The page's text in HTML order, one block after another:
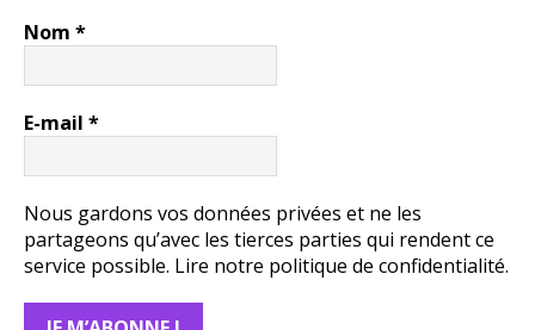
Nom *
E-mail *
Nous gardons vos données privées et ne les
partageons qu’avec les tierces parties qui rendent ce
service possible. Lire notre politique de confidentialité.